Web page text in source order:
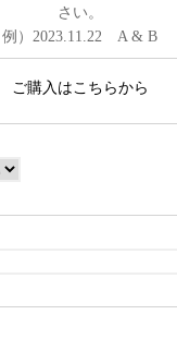
さい。
例）2023.11.22 A & B
ご購入はこちらから